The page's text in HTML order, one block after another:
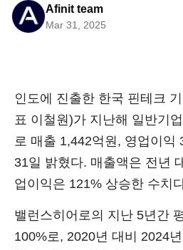
Afinit team
Mar 31, 2025
인도에 진출한 한국 핀테크
표 이철원)가 지난해 일반기
로 매출 1,442억원, 영업이익
31일 밝혔다. 매출액은 전년
업이익은 121% 상승한 수치
밸런스히어로의 지난 5년간
100%로, 2020년 대비 2024